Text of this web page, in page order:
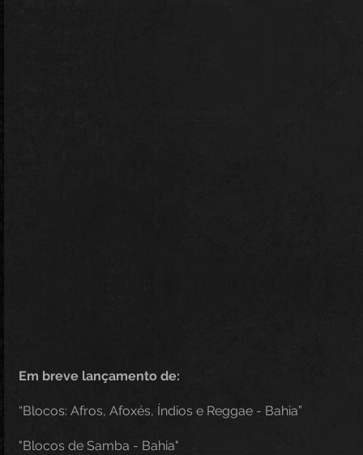
Em breve lançamento de:
“Blocos: Afros, Afoxés, Índios e Reggae - Bahia”
"Blocos de Samba - Bahia"